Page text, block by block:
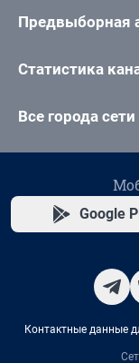
Предвыборная
Статистика
Все города сети
Google
Контактные данные